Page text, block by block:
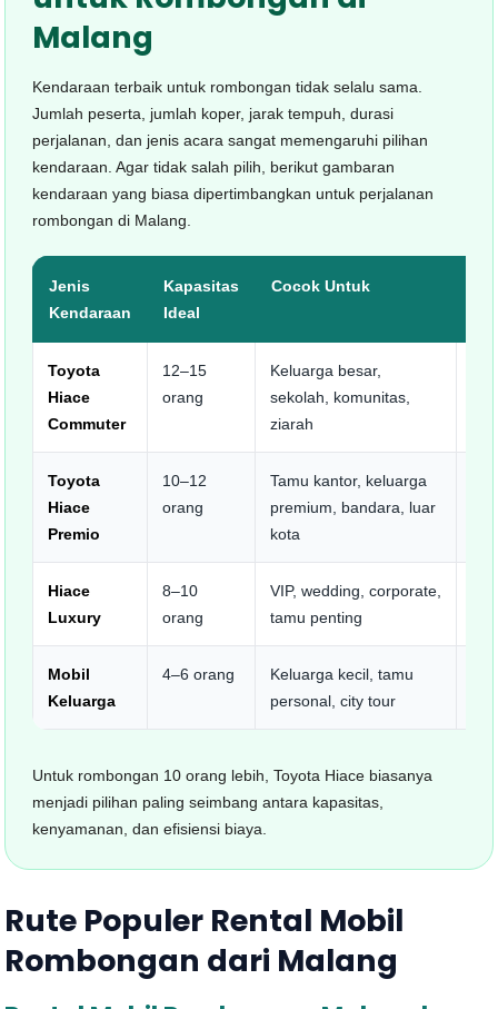
Malang
Kendaraan terbaik untuk rombongan tidak selalu sama.
Jumlah peserta, jumlah koper, jarak tempuh, durasi
perjalanan, dan jenis acara sangat memengaruhi pilihan
kendaraan. Agar tidak salah pilih, berikut gambaran
kendaraan yang biasa dipertimbangkan untuk perjalanan
rombongan di Malang.
Jenis
Kendaraan
Kapasitas
Ideal
Cocok Untuk
Toyota
Hiace
Commuter
12–15
orang
Keluarga besar,
sekolah, komunitas,
ziarah
Toyota
Hiace
Premio
10–12
orang
Tamu kantor, keluarga
premium, bandara, luar
kota
Hiace
Luxury
8–10
orang
VIP, wedding, corporate,
tamu penting
Mobil
Keluarga
4–6 orang
Keluarga kecil, tamu
personal, city tour
Untuk rombongan 10 orang lebih, Toyota Hiace biasanya
menjadi pilihan paling seimbang antara kapasitas,
kenyamanan, dan efisiensi biaya.
Rute Populer Rental Mobil
Rombongan dari Malang